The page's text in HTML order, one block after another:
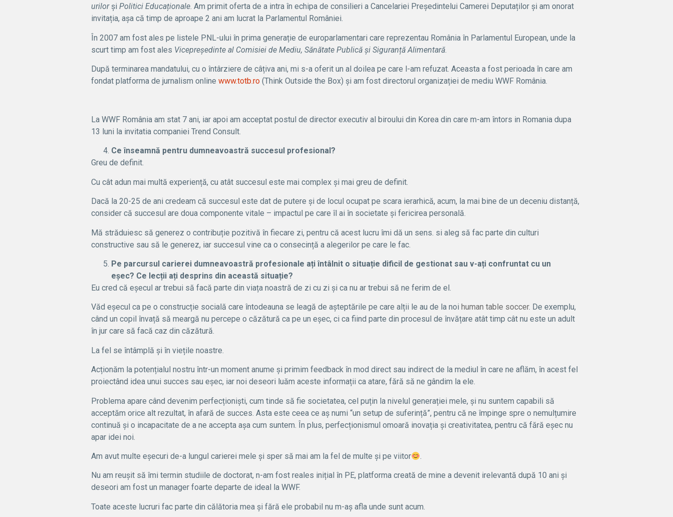
urilorși Politici Educaționale. Am primit oferta de a intra în echipa de consilieri a Cancelariei Președintelui Camerei Deputaților și am onorat
invitația, așa că timp de aproape 2 ani am lucrat la Parlamentul României.
În 2007 am fost ales pe listele PNL-ului în prima generație de europarlamentari care reprezentau România în Parlamentul European, unde la
scurt timp am fost ales Vicepreședinte al Comisiei de Mediu, Sănătate Publică și Siguranță Alimentară.
După terminarea mandatului, cu o întârziere de câțiva ani, mi s-a oferit un al doilea pe care l-am refuzat. Aceasta a fost perioada în care am
fondat platforma de jurnalism online www.totb.ro (Think Outside the Box) și am fost directorul organizației de mediu WWF România.
La WWF România am stat 7 ani, iar apoi am acceptat postul de director executiv al biroului din Korea din care m-am întors in Romania dupa
13 luni la invitatia companiei Trend Consult.
Ce înseamnă pentru dumneavoastră succesul profesional?
Greu de definit.
Cu cât adun mai multă experiență, cu atât succesul este mai complex și mai greu de definit.
Dacă la 20-25 de ani credeam că succesul este dat de putere și de locul ocupat pe scara ierarhică, acum, la mai bine de un deceniu distanță,
consider că succesul are doua componente vitale – impactul pe care îl ai în societate și fericirea personală.
Mă străduiesc să generez o contribuție pozitivă în fiecare zi, pentru că acest lucru îmi dă un sens. si aleg să fac parte din culturi
constructive sau să le generez, iar succesul vine ca o consecință a alegerilor pe care le fac.
Pe parcursul carierei dumneavoastră profesionale ați întâlnit o situație dificil de gestionat sau v-ați confruntat cu un
eșec? Ce lecții ați desprins din această situație?
Eu cred că eșecul ar trebui să facă parte din viața noastră de zi cu zi și ca nu ar trebui să ne ferim de el.
Văd eșecul ca pe o construcție socială care întodeauna se leagă de așteptările pe care alții le au de la noi human table soccer. De exemplu,
când un copil învață să meargă nu percepe o căzătură ca pe un eșec, ci ca fiind parte din procesul de învățare atât timp cât nu este un adult
în jur care să facă caz din căzătură.
La fel se întâmplă și în viețile noastre.
Acționăm la potențialul nostru într-un moment anume și primim feedback în mod direct sau indirect de la mediul în care ne aflăm, în acest fel
proiectând idea unui succes sau eșec, iar noi deseori luăm aceste informații ca atare, fără să ne gândim la ele.
Problema apare când devenim perfecționiști, cum tinde să fie societatea, cel puțin la nivelul generației mele, și nu suntem capabili să
acceptăm orice alt rezultat, în afară de succes. Asta este ceea ce aș numi “un setup de suferință”, pentru că ne împinge spre o nemulțumire
continuă și o incapacitate de a ne accepta așa cum suntem. În plus, perfecționismul omoară inovația și creativitatea, pentru că fără eșec nu
apar idei noi.
Am avut multe eșecuri de-a lungul carierei mele și sper să mai am la fel de multe și pe viitor .
Nu am reușit să îmi termin studiile de doctorat, n-am fost reales inițial în PE, platforma creată de mine a devenit irelevantă după 10 ani și
deseori am fost un manager foarte departe de ideal la WWF.
Toate aceste lucruri fac parte din călătoria mea și fără ele probabil nu m-aș afla unde sunt acum.